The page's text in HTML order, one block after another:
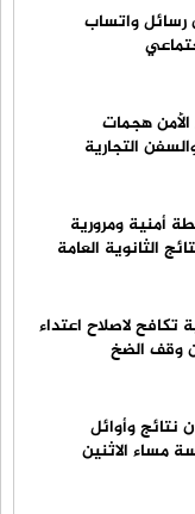
رسائل واتساب
هجمات
التجارية
أمنية ومرورية
الثانوية العامة
تكافح لاصلاح اعتداء
وقف الضخ
نتائج وأوائل
مساء الاثنين